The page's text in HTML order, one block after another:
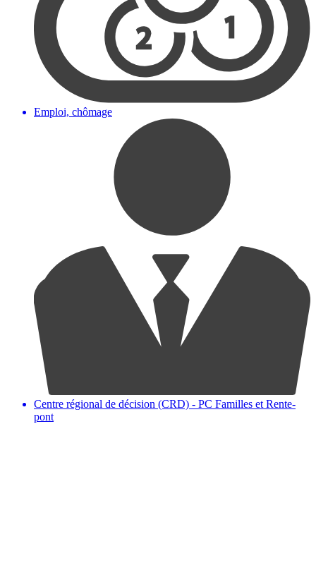
Emploi, chômage
Centre régional de décision (CRD) - PC Familles et Rente-
pont